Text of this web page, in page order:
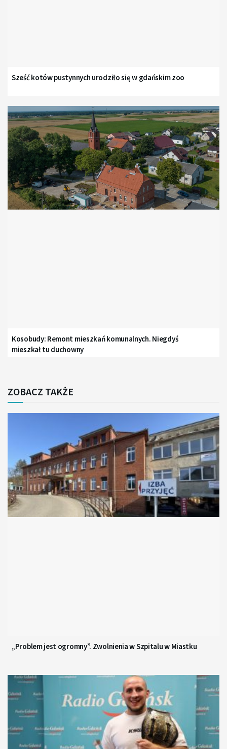
Sześć kotów pustynnych urodziło się w gdańskim zoo
Kosobudy: Remont mieszkań komunalnych. Niegdyś
mieszkał tu duchowny
ZOBACZ TAKŻE
„Problem jest ogromny”. Zwolnienia w Szpitalu w Miastku